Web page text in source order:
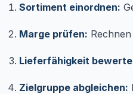
Sortiment einordnen:
Marge prüfen:
Lieferfähigkeit
Zielgruppe abgleichen: